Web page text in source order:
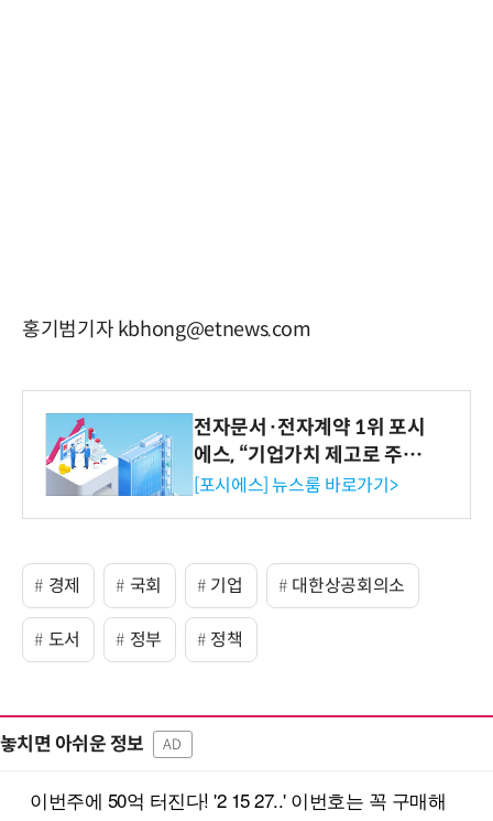
홍기범기자 kbhong@etnews.com
전자문서·전자계약 1위 포시
에스, “기업가치 제고로 주주
환원 강화” 계획 공시
[포시에스] 뉴스룸 바로가기>
경제 국회 기업 대한상공회의소
도서 정부 정책
놓치면 아쉬운 정보 AD